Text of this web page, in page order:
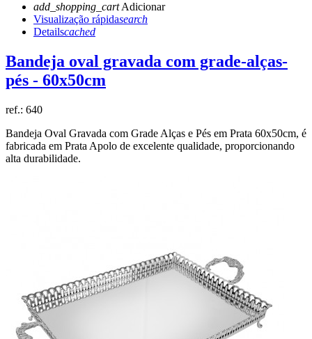
add_shopping_cartAdicionar
Visualização rápidasearch
Detailscached
Bandeja oval gravada com grade-alças-
pés - 60x50cm
ref.: 640
Bandeja Oval Gravada com Grade Alças e Pés em Prata 60x50cm, é
fabricada em Prata Apolo de excelente qualidade, proporcionando
alta durabilidade.